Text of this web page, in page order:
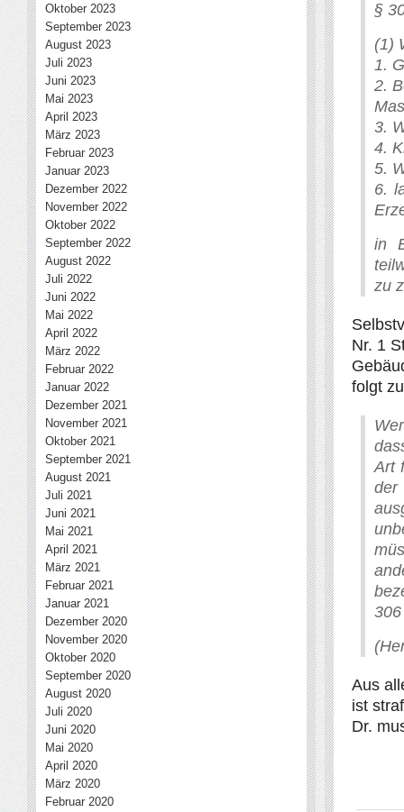
§
(1)
1.
2.
3.
4.
5.
6.
in
zu
Nr. 1
folgt
Art
Aus
ist
Dr.
Oktober 2023
September 2023
August 2023
Juli 2023
Juni 2023
Mai 2023
April 2023
März 2023
Februar 2023
Januar 2023
Dezember 2022
November 2022
Oktober 2022
September 2022
August 2022
Juli 2022
Juni 2022
Mai 2022
April 2022
März 2022
Februar 2022
Januar 2022
Dezember 2021
November 2021
Oktober 2021
September 2021
August 2021
Juli 2021
Juni 2021
Mai 2021
April 2021
März 2021
Februar 2021
Januar 2021
Dezember 2020
November 2020
Oktober 2020
September 2020
August 2020
Juli 2020
Juni 2020
Mai 2020
April 2020
März 2020
Februar 2020